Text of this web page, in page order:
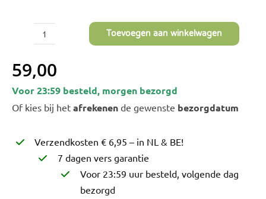
Bloemenbon
I
You
Mama
aantal
Toevoegen aan winkelwagen
59,00
Voor 23:59 besteld, morgen bezorgd
Of kies bij het afrekenende gewenste bezorgdatum
Verzendkosten € 6,95 – in NL & BE!
7 dagen vers garantie
Voor 23:59 uur besteld, volgende dag
bezorgd